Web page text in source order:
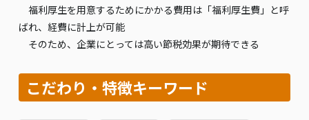
福利厚生を用意するためにかかる費用は「福利厚生費」と呼
ばれ、経費に計上が可能
そのため、企業にとっては高い節税効果が期待できる
こだわり・特徴キーワード